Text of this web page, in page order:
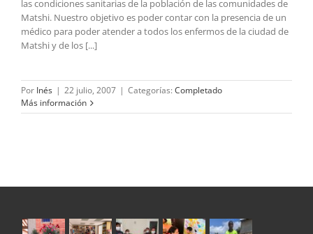
las condiciones sanitarias de la población de las comunidades de
Matshi. Nuestro objetivo es poder contar con la presencia de un
médico para poder atender a todos los enfermos de la ciudad de
Matshi y de los [...]
Por Inés | 22 julio, 2007 | Categorías: Completado
Más información